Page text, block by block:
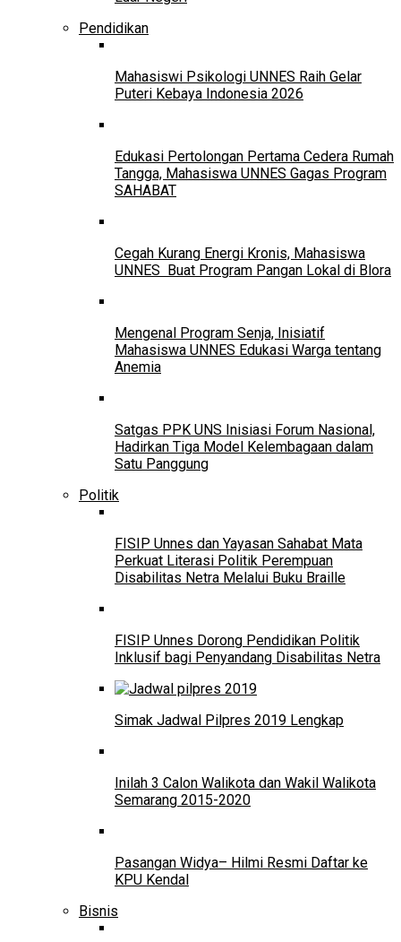
Pendidikan
Mahasiswi Psikologi UNNES Raih Gelar
Puteri Kebaya Indonesia 2026
Edukasi Pertolongan Pertama Cedera Rumah
Tangga, Mahasiswa UNNES Gagas Program
SAHABAT
Cegah Kurang Energi Kronis, Mahasiswa
UNNES Buat Program Pangan Lokal di Blora
Mengenal Program Senja, Inisiatif
Mahasiswa UNNES Edukasi Warga tentang
Anemia
Satgas PPK UNS Inisiasi Forum Nasional,
Hadirkan Tiga Model Kelembagaan dalam
Satu Panggung
Politik
FISIP Unnes dan Yayasan Sahabat Mata
Perkuat Literasi Politik Perempuan
Disabilitas Netra Melalui Buku Braille
FISIP Unnes Dorong Pendidikan Politik
Inklusif bagi Penyandang Disabilitas Netra
Simak Jadwal Pilpres 2019 Lengkap
Inilah 3 Calon Walikota dan Wakil Walikota
Semarang 2015-2020
Pasangan Widya– Hilmi Resmi Daftar ke
KPU Kendal
Bisnis